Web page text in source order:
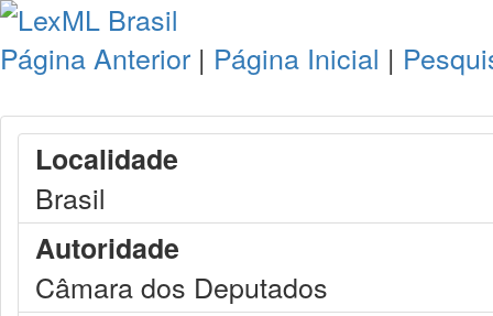
Página Anterior | Página Inicial |
Localidade
Brasil
Autoridade
Câmara dos Deputados